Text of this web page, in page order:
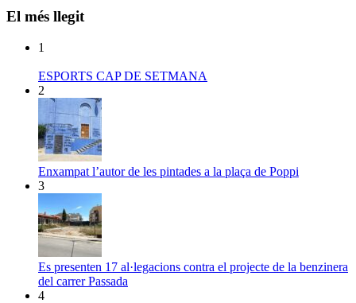
El més llegit
1
ESPORTS CAP DE SETMANA
2
Enxampat l’autor de les pintades a la plaça de Poppi
3
Es presenten 17 al·legacions contra el projecte de la benzinera
del carrer Passada
4